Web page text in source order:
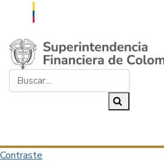
Saltar al contenido principal
Contraste